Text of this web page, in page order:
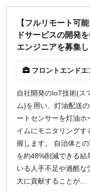
指定
【フルリモート可
ドサービスの開発
エンジニアを募集し
フロントエンドエ
自社開発のIoT技術(ス
ム)を用い、灯油配送
ートセンサーを灯油ホ
イムにモニタリング
握します。 自治体と
を約48%削減できる結
いる人手不足や過酷
大に貢献することが...